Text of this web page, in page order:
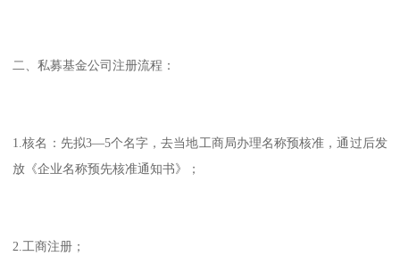
二、私募基金公司注册流程：
1.核名：先拟3—5个名字，去当地工商局办理名称预核准，通过后发
放《企业名称预先核准通知书》；
2.工商注册；